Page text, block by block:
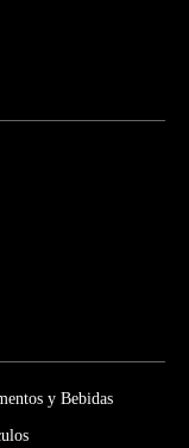
y Bebidas